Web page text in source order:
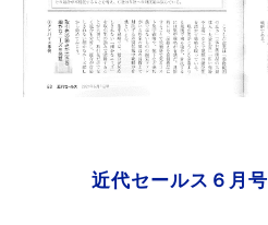
近代セールス６月号